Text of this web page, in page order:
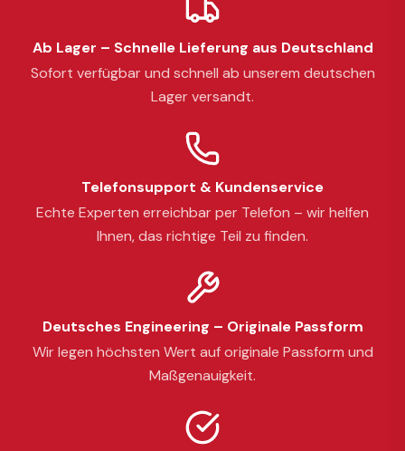
Ab Lager – Schnelle Lieferung aus Deutschland
Sofort verfügbar und schnell ab unserem deutschen
Lager versandt.
Telefonsupport & Kundenservice
Echte Experten erreichbar per Telefon – wir helfen
Ihnen, das richtige Teil zu finden.
Deutsches Engineering – Originale Passform
Wir legen höchsten Wert auf originale Passform und
Maßgenauigkeit.